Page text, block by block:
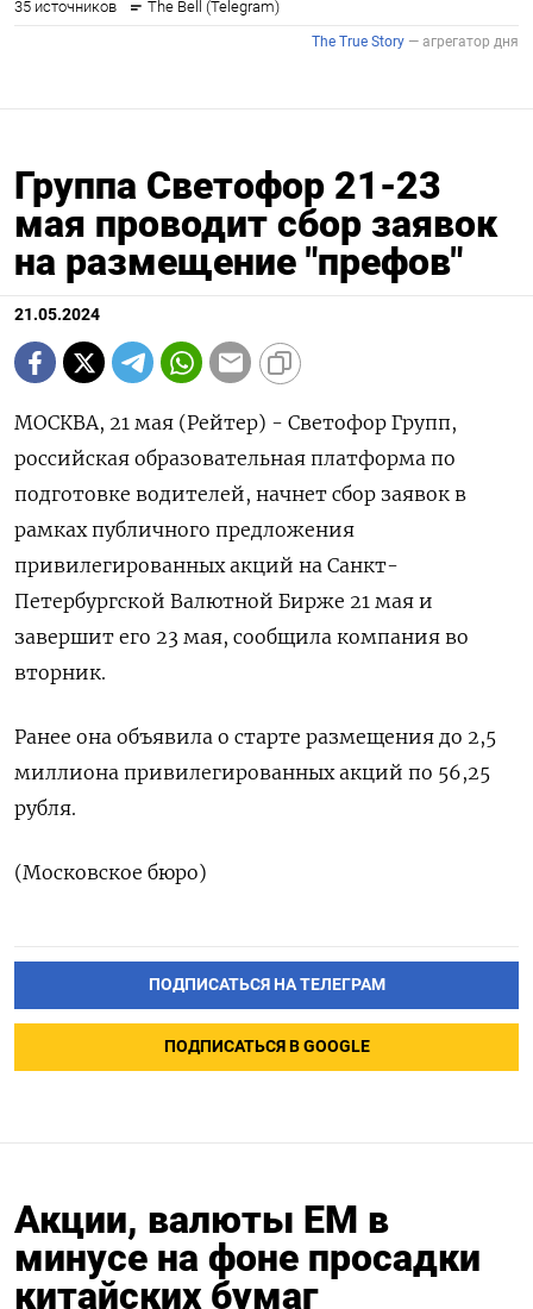
Группа Cветофор 21-23
мая проводит сбор заявок
на размещение "префов"
21.05.2024
МОСКВА, 21 мая (Рейтер) - Светофор Групп,
российская образовательная платформа по
подготовке водителей, начнет сбор заявок в
рамках публичного предложения
привилегированных акций на Санкт-
Петербургской Валютной Бирже 21 мая и
завершит его 23 мая, сообщила компания во
вторник.
Ранее она объявила о старте размещения до 2,5
миллиона привилегированных акций по 56,25
рубля.
(Московское бюро)
ПОДПИСАТЬСЯ НА ТЕЛЕГРАМ
ПОДПИСАТЬСЯ В GOOGLE
Акции, валюты ЕМ в
минусе на фоне просадки
китайских бумаг